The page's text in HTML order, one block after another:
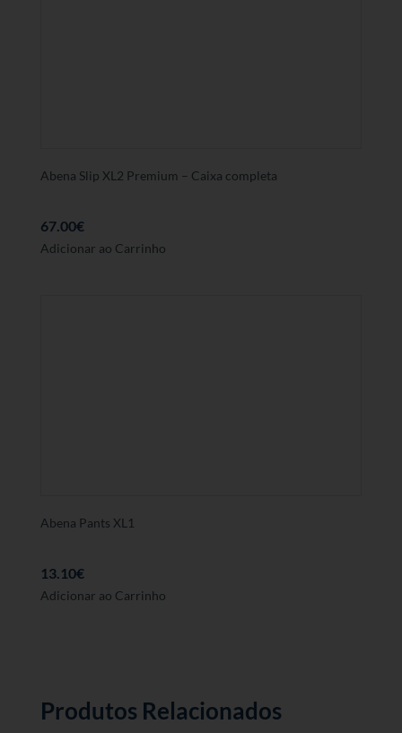
Abena Slip XL2 Premium – Caixa completa
67.00€
Adicionar ao Carrinho
Abena Pants XL1
13.10€
Adicionar ao Carrinho
Produtos Relacionados